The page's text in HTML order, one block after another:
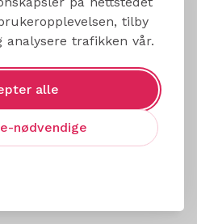
tilby
analysere trafikken vår.
alle
nødvendige